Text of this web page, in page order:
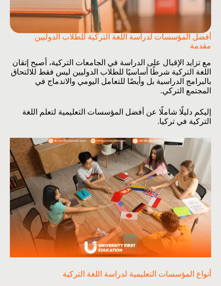
أفضل المؤسسات لدراسة اللغة التركية للطلاب الدوليين
مقدمة
مع تزايد الإقبال على الدراسة في الجامعات التركية، أصبح إتقان
اللغة التركية شرطًا أساسيًا للطلاب الدوليين ليس فقط للالتحاق
بالبرامج الدراسية بل وأيضًا للتعامل اليومي والاندماج في
المجتمع التركي.
إليكم دليلًا شاملًا عن أفضل المؤسسات التعليمية لتعلم اللغة
التركية في تركيا.
أنواع المؤسسات التعليمية لدراسة اللغة التركية